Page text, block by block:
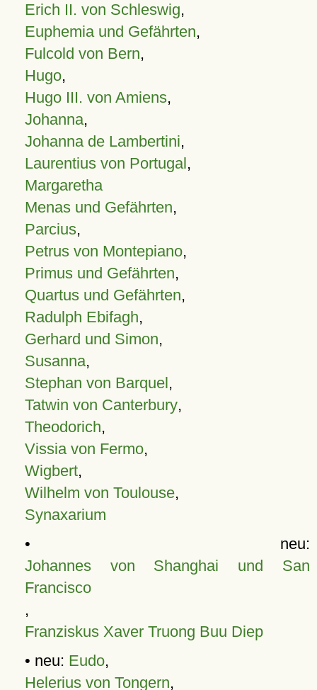
Erich II. von Schleswig,
Euphemia und Gefährten,
Fulcold von Bern,
Hugo,
Hugo III. von Amiens,
Johanna,
Johanna de Lambertini,
Laurentius von Portugal,
Margaretha
Menas und Gefährten,
Parcius,
Petrus von Montepiano,
Primus und Gefährten,
Quartus und Gefährten,
Radulph Ebifagh,
Gerhard und Simon,
Susanna,
Stephan von Barquel,
Tatwin von Canterbury,
Theodorich,
Vissia von Fermo,
Wigbert,
Wilhelm von Toulouse,
Synaxarium
• neu:
Johannes von Shanghai und San
Francisco
,
Franziskus Xaver Truong Buu Diep
• neu: Eudo,
Helerius von Tongern,